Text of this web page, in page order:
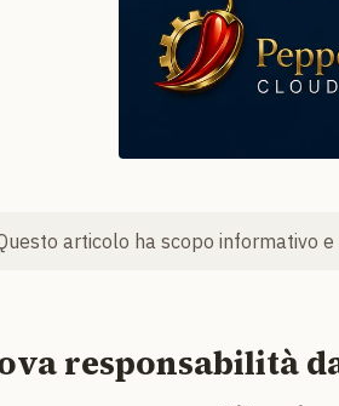
articolo ha scopo informativo
responsabilità